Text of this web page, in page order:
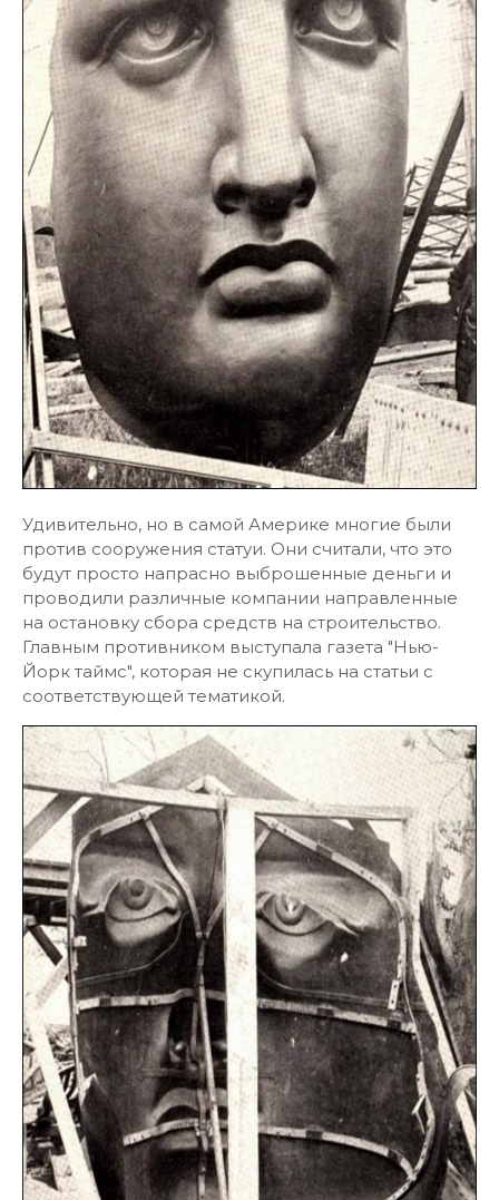
Удивительно, но в самой Америке многие были
против сооружения статуи. Они считали, что это
будут просто напрасно выброшенные деньги и
проводили различные компании направленные
на остановку сбора средств на строительство.
Главным противником выступала газета "Нью-
Йорк таймс", которая не скупилась на статьи с
соответствующей тематикой.